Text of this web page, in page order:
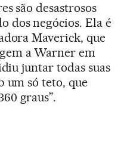
são desastrosos
dos negócios. Ela é
Maverick, que
a Warner em
juntar todas suas
um só teto, que
graus”.